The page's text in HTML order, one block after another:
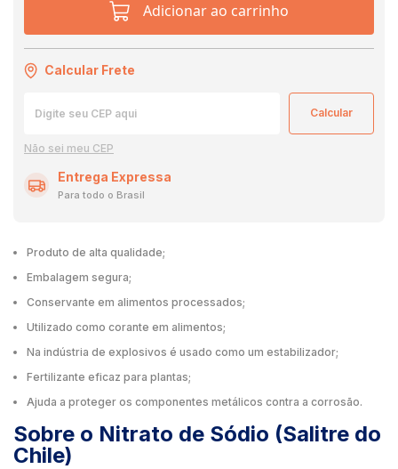
Adicionar ao carrinho
Calcular Frete
Não sei meu CEP
Entrega Expressa
Para todo o Brasil
Produto de alta qualidade;
Embalagem segura;
Conservante em alimentos processados;
Utilizado como corante em alimentos;
Na indústria de explosivos é usado como um estabilizador;
Fertilizante eficaz para plantas;
Ajuda a proteger os componentes metálicos contra a corrosão.
Sobre o Nitrato de Sódio (Salitre do
Chile)